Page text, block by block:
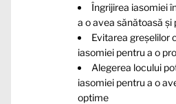
Îngrijirea iasomiei
a o avea sănătoasă și
Evitarea greșelilor
iasomiei pentru a o
Alegerea locului
iasomiei pentru a o
optime